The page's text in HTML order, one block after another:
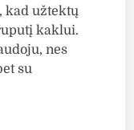
kad užtektų
kaklui.
nes
su